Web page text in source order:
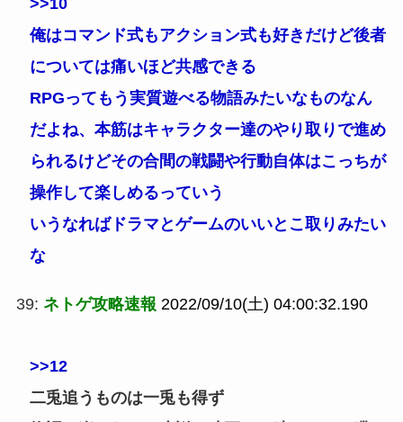
>>10
俺はコマンド式もアクション式も好きだけど後者
については痛いほど共感できる
RPGってもう実質遊べる物語みたいなものなん
だよね、本筋はキャラクター達のやり取りで進め
られるけどその合間の戦闘や行動自体はこっちが
操作して楽しめるっていう
いうなればドラマとゲームのいいとこ取りみたい
な
39: ネトゲ攻略速報 2022/09/10(土) 04:00:32.190
>>12
二兎追うものは一兎も得ず